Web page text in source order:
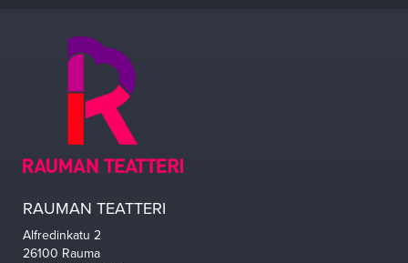
RAUMAN TEATTERI
Alfredinkatu 2
26100 Rauma